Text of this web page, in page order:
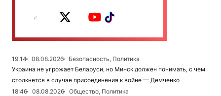
19:14 08.08.2026
Безопасность, Политика
Украина не угрожает Беларуси, но Минск должен понимать, с чем
столкнется в случае присоединения к войне — Демченко
18:46
08.08.2026
Общество, Политика